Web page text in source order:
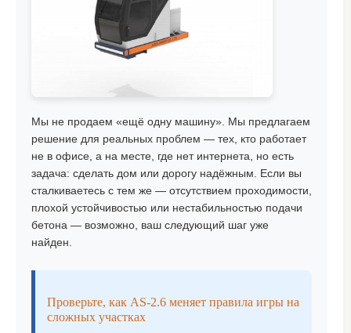
Мы не продаем «ещё одну машину». Мы предлагаем
решение для реальных проблем — тех, кто работает
не в офисе, а на месте, где нет интернета, но есть
задача: сделать дом или дорогу надёжным. Если вы
сталкиваетесь с тем же — отсутствием проходимости,
плохой устойчивостью или нестабильностью подачи
бетона — возможно, ваш следующий шаг уже
найден.
Проверьте, как AS-2.6 меняет правила игры на
сложных участках